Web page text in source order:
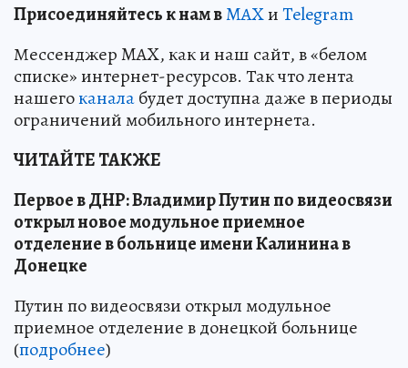
Присоединяйтесь к нам вMAXиTelegram
Мессенджер MAX, как и наш сайт, в «белом
списке» интернет-ресурсов. Так что лента
нашегоканалабудет доступна даже в периоды
ограничений мобильного интернета.
ЧИТАЙТЕ ТАКЖЕ
Первое в ДНР: Владимир Путин по видеосвязи
открыл новое модульное приемное
отделение в больнице имени Калинина в
Донецке
Путин по видеосвязи открыл модульное
приемное отделение в донецкой больнице
(подробнее)